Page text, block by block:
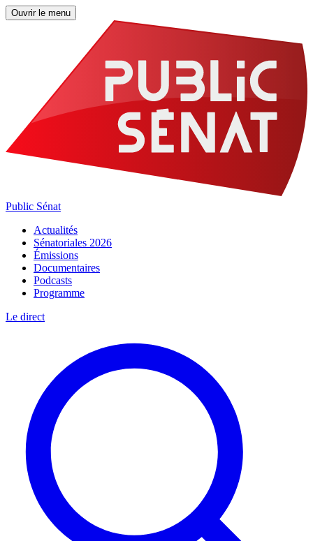
Ouvrir le menu
Public Sénat
Actualités
Sénatoriales 2026
Émissions
Documentaires
Podcasts
Programme
Le direct